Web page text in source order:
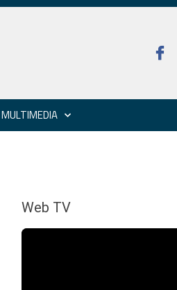
MULTIMEDIA
Web TV